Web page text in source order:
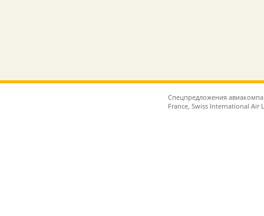
Спецпредложения
France, Swiss International Air